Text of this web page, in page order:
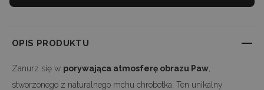
OPIS PRODUKTU
Zanurz się w porywająca atmosferę obrazu Paw
stworzonego z naturalnego mchu chrobotka. Ten unikalny